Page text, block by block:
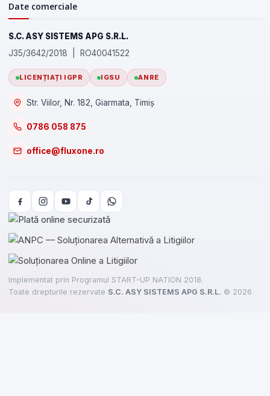
Date comerciale
S.C. ASY SISTEMS APG S.R.L.
J35/3642/2018 | RO40041522
LICENȚIAȚI IGPR IGSU ANRE
Str. Viilor, Nr. 182, Giarmata, Timiș
0786 058 875
office@fluxone.ro
Implementat prin Programul START-UP NATION 2018.
Toate drepturile rezervate S.C. ASY SISTEMS APG S.R.L. © 2026